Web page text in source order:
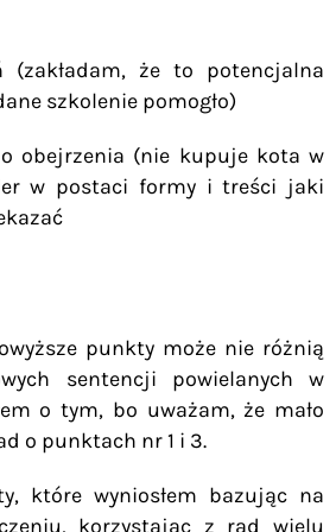
(zakładam, że to potencjalna
szkolenie pomogło)
obejrzenia (nie kupuje kota w
w postaci formy i treści jaki
punkty może nie różnią
sentencji powielanych w
o tym, bo uważam, że mało
o punktach nr 1 i 3.
które wyniosłem bazując na
korzystając z rad wielu